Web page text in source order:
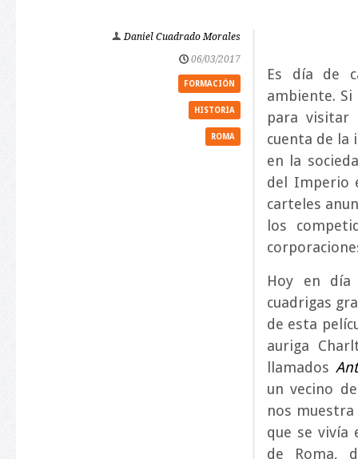
Daniel Cuadrado Morales
06/03/2017
FORMACIÓN
HISTORIA
ROMA
Es día de
ambiente.
para visitar
cuenta de la
en la
del Imperio
carteles
los
Hoy en día
cuadrigas
de esta
auriga
llamados
un vecino
nos
que se vivía
de Roma,